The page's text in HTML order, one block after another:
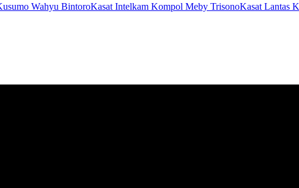
Wahyu BintoroKasat Intelkam Kompol Meby TrisonoKasat Lantas